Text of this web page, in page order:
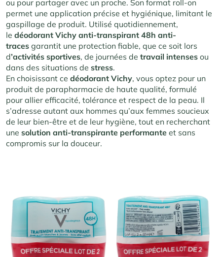
ou pour partager avec un proche. Son format roll-on
permet une application précise et hygiénique, limitant le
gaspillage de produit. Utilisé quotidiennement,
le déodorant Vichy anti-transpirant 48h anti-
traces garantit une protection fiable, que ce soit lors
d’activités sportives, de journées de travail intenses ou
dans des situations de stress.
En choisissant ce déodorant Vichy, vous optez pour un
produit de parapharmacie de haute qualité, formulé
pour allier efficacité, tolérance et respect de la peau. Il
s’adresse autant aux hommes qu’aux femmes soucieux
de leur bien-être et de leur hygiène, tout en recherchant
une solution anti-transpirante performante et sans
compromis sur la douceur.